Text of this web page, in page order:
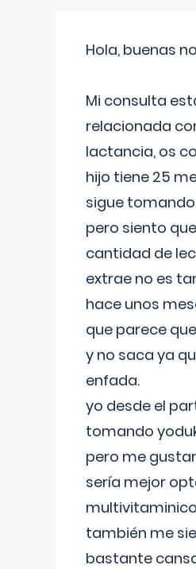
Hola, buenas
Mi consulta
relacionada
lactancia, os
hijo tiene 25
sigue
pero siento
cantidad de
extrae no es
hace unos
que parece
y no saca ya
enfada.
yo desde el
tomando
pero me
sería mejor
también me
bastante